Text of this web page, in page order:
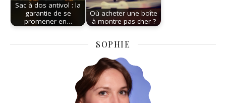
Sac à dos antivol : la
garantie de se
promener en…
Où acheter une boîte
à montre pas cher ?
SOPHIE